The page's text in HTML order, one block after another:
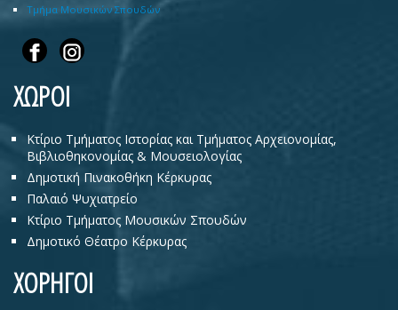
Τμήμα Μουσικών Σπουδών
ΧΩΡΟΙ
Κτίριο Τμήματος Ιστορίας και Τμήματος Αρχειονομίας,
Βιβλιοθηκονομίας & Μουσειολογίας
Δημοτική Πινακοθήκη Κέρκυρας
Παλαιό Ψυχιατρείο
Κτίριο Τμήματος Μουσικών Σπουδών
Δημοτικό Θέατρο Κέρκυρας
ΧΟΡΗΓΟΙ